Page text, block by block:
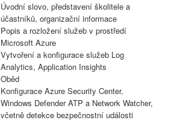
Úvodní slovo, představení školitele a
účastníků, organizační informace
Popis a rozložení služeb v prostředí
Microsoft Azure
Vytvoření a konfigurace služeb Log
Analytics, Application Insights
Oběd
Konfigurace Azure Security Center,
Windows Defender ATP a Network Watcher,
včetně detekce bezpečnostní události